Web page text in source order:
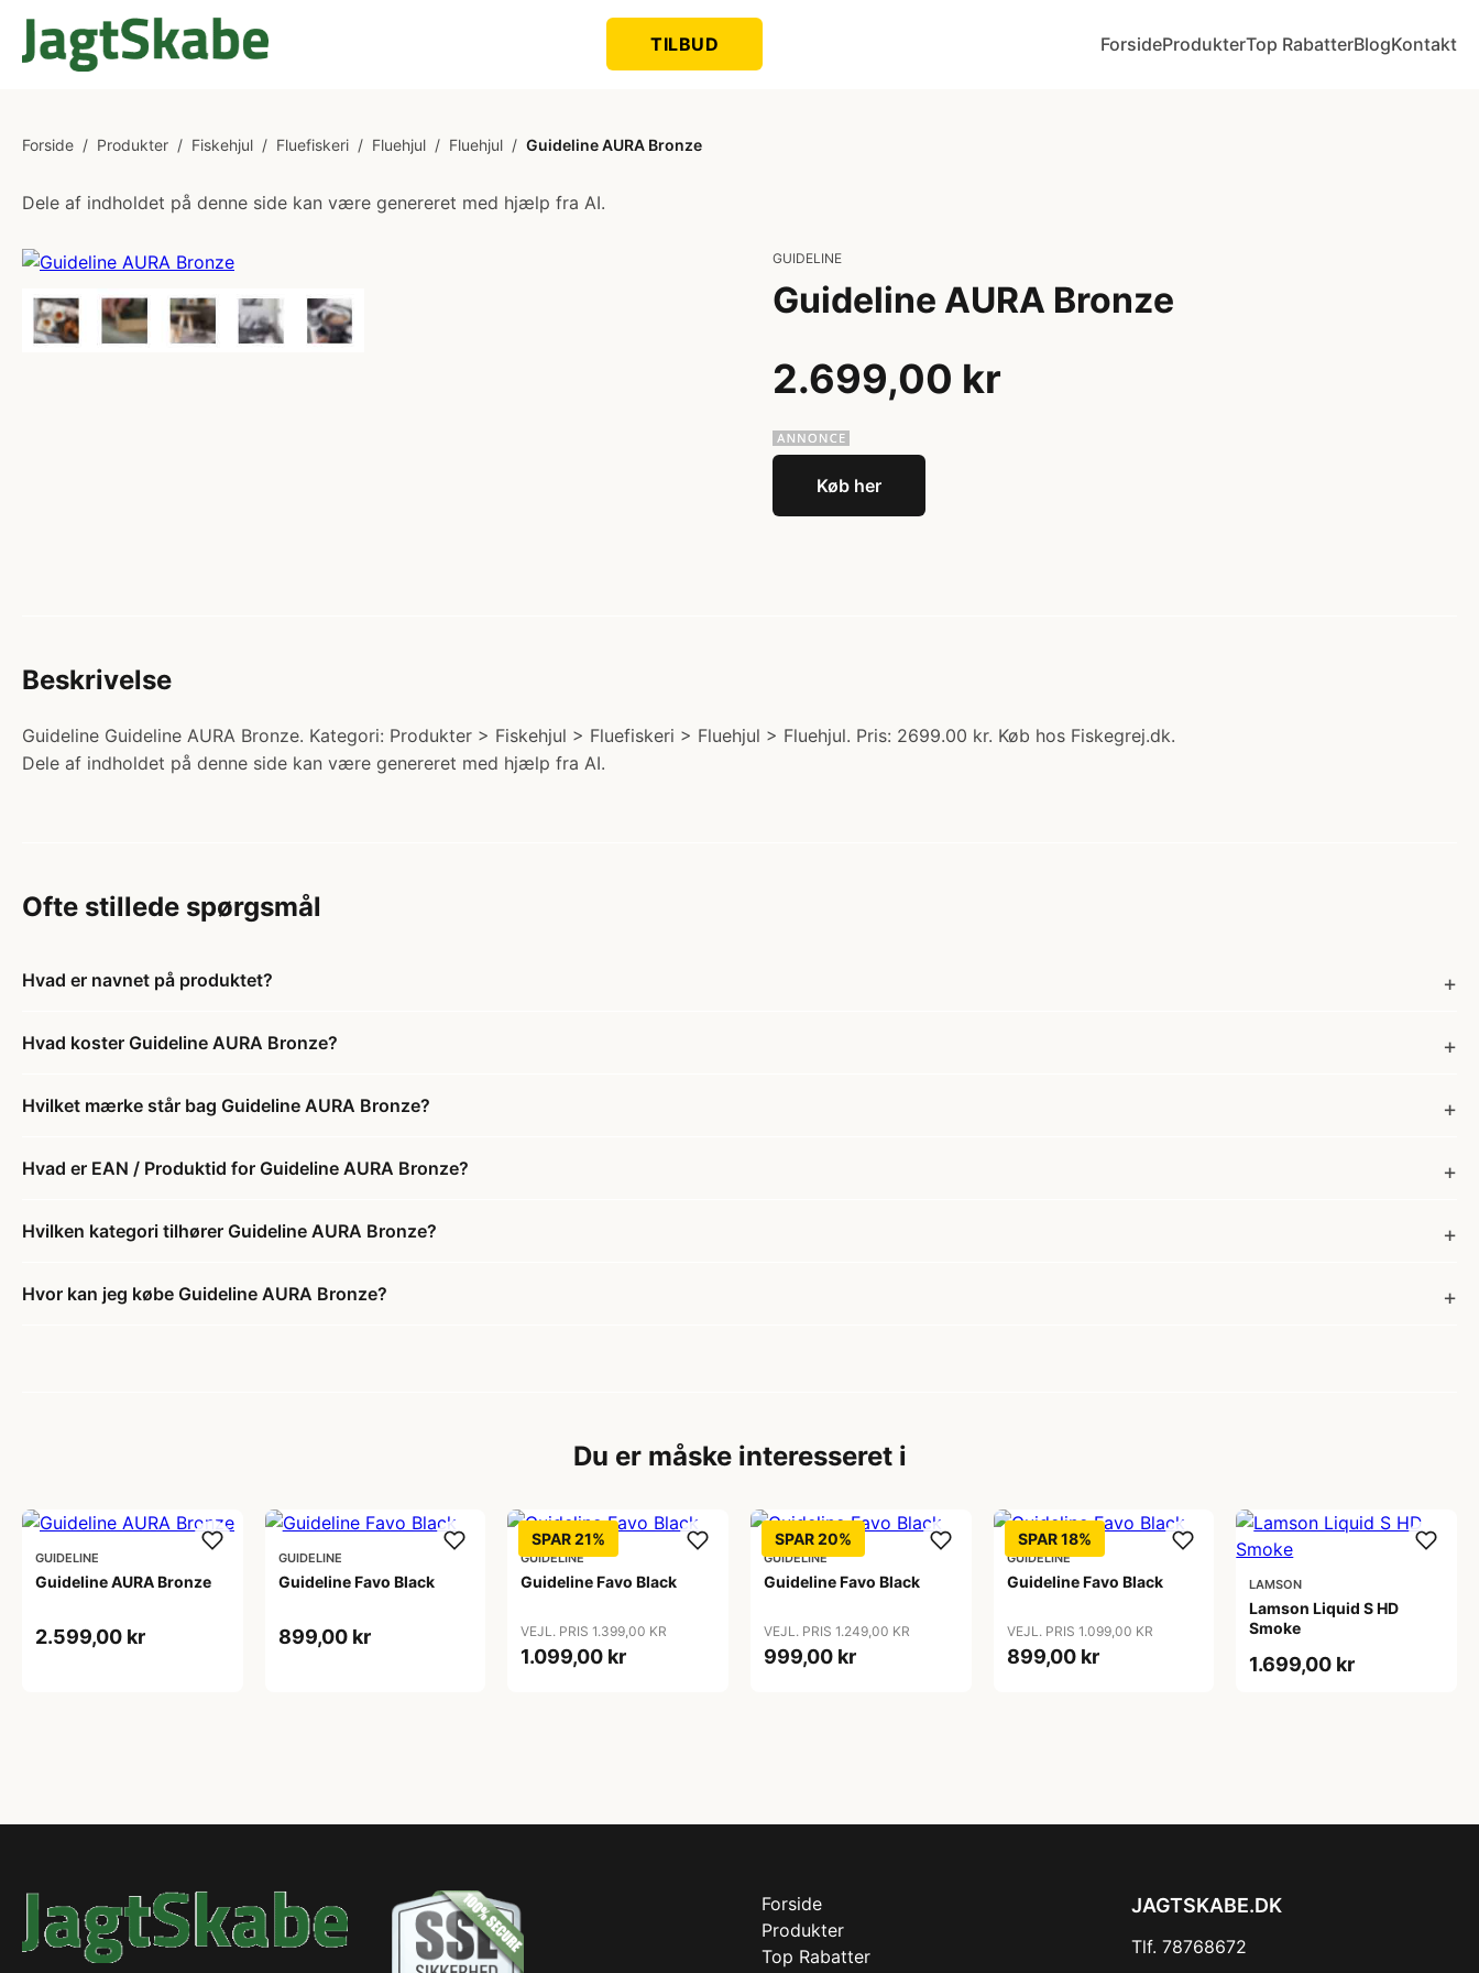
TILBUD ForsideProdukterTop RabatterBlogKontakt
Forside / Produkter / Fiskehjul / Fluefiskeri / Fluehjul / Fluehjul / Guideline AURA Bronze
Dele af indholdet på denne side kan være genereret med hjælp fra AI.
GUIDELINE
Guideline AURA Bronze
2.699,00 kr
Køb her
Beskrivelse
Guideline Guideline AURA Bronze. Kategori: Produkter > Fiskehjul > Fluefiskeri > Fluehjul > Fluehjul. Pris: 2699.00 kr. Køb hos Fiskegrej.dk.
Dele af indholdet på denne side kan være genereret med hjælp fra AI.
Ofte stillede spørgsmål
Hvad er navnet på produktet?
Hvad koster Guideline AURA Bronze?
Hvilket mærke står bag Guideline AURA Bronze?
Hvad er EAN / Produktid for Guideline AURA Bronze?
Hvilken kategori tilhører Guideline AURA Bronze?
Hvor kan jeg købe Guideline AURA Bronze?
Du er måske interesseret i
GUIDELINE
Guideline AURA Bronze
2.599,00 kr
GUIDELINE
Guideline Favo Black
899,00 kr
SPAR 21%
GUIDELINE
Guideline Favo Black
VEJL. PRIS 1.399,00 KR
1.099,00 kr
SPAR 20%
GUIDELINE
Guideline Favo Black
VEJL. PRIS 1.249,00 KR
999,00 kr
SPAR 18%
GUIDELINE
Guideline Favo Black
VEJL. PRIS 1.099,00 KR
899,00 kr
LAMSON
Lamson Liquid S HD
Smoke
1.699,00 kr
Forside
Produkter
Top Rabatter
JAGTSKABE.DK
Tlf. 78768672